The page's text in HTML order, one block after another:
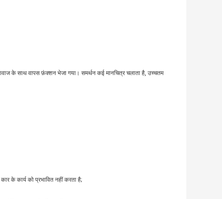
के साथ वापस फ़ंक्शन भेजा गया। समर्थन कई मानचित्र चलाता है, उच्चतम
के कार्य को प्रभावित नहीं करता है;